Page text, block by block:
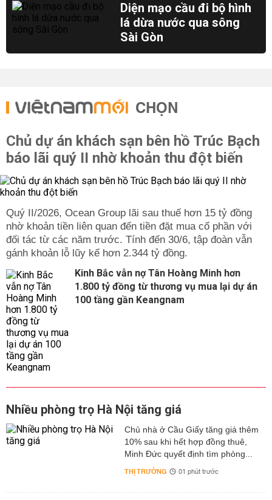
Diện mạo cầu đi bộ hình
lá dừa nước qua sông
Sài Gòn
CHỌN
Chủ dự án khách sạn bên hồ Trúc Bạch
báo lãi quý II nhờ khoản thu đột biến
Quý II/2026, Ocean Group lãi sau thuế hơn 15 tỷ đồng
nhờ khoản tiền liên quan đến tiền đặt mua cổ phần với
đối tác từ các năm trước. Tính đến 30/6, tập đoàn vẫn
gánh khoản lỗ lũy kế hơn 2.344 tỷ đồng.
Kinh Bắc vẫn nợ Tân Hoàng Minh hơn
1.800 tỷ đồng từ thương vụ mua lại dự án
100 tầng gần Keangnam
Nhiều phòng trọ Hà Nội tăng giá
Chủ nhà ở Cầu Giấy tăng giá thêm
10% sau khi hết hợp đồng thuê,
Minh Đức quyết định tìm phòng...
THỊ TRƯỜNG 01 phút trước